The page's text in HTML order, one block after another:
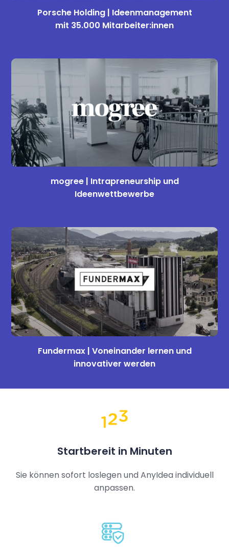
Porsche Holding | Ideenmanagement
mit 35.000 Mitarbeiter:innen
mogree | Intrapreneurship und
Ideenwettbewerbe
Fundermax | Voneinander lernen und
innovativer werden
Startbereit in Minuten
Sie können sofort loslegen und AnyIdea individuell
anpassen.